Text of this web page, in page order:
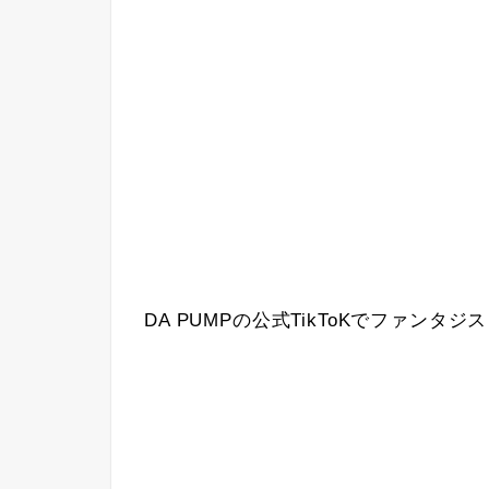
DA PUMPの公式TikToKでファンタジ